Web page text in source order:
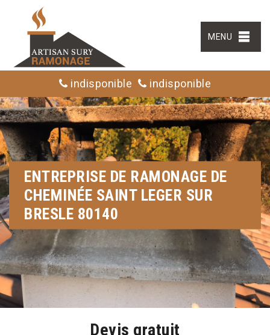
MENU
indisponible indisponible
ENTREPRISE DE RAMONAGE DE
CHEMINÉE SAINT LEGER SUR
BRESLE 80140
Devis gratuit